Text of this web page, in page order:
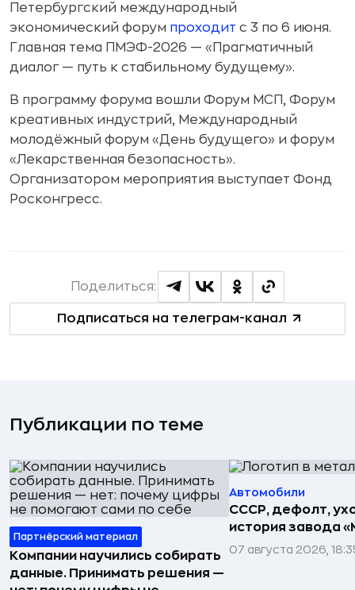
Петербургский международный
экономический форум проходит с 3 по 6 июня.
Главная тема ПМЭФ-2026 — «Прагматичный
диалог — путь к стабильному будущему».
В программу форума вошли Форум МСП, Форум
креативных индустрий, Международный
молодёжный форум «День будущего» и форум
«Лекарственная безопасность».
Организатором мероприятия выступает Фонд
Росконгресс.
Подписаться на телеграм-канал
Поделиться:
Публикации по теме
Партнёрский материал
Компании научились собирать
данные. Принимать решения —
Автомобили
СССР, дефолт,
история завода
07 августа 2026,